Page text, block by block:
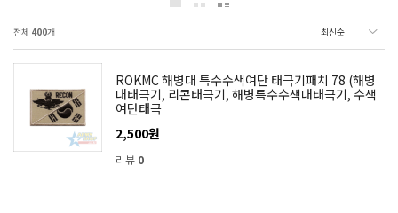
전체 400개
ROKMC 해병대 특수수색여단 태극기패치 78 (해병
대태극기, 리콘태극기, 해병특수수색대태극기, 수색
여단태극
2,500원
리뷰 0